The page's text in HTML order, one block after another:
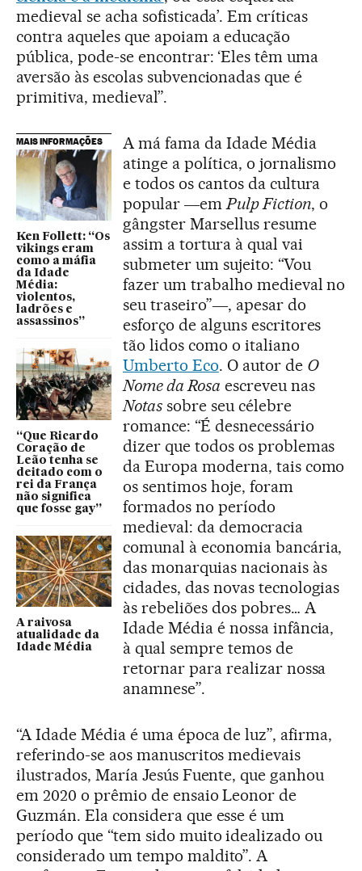
medieval se acha sofisticada’. Em críticas
contra aqueles que apoiam a educação
pública, pode-se encontrar: ‘Eles têm uma
aversão às escolas subvencionadas que é
primitiva, medieval”.
MAIS INFORMAÇÕES
Ken Follett: “Os
vikings eram
como a máfia
da Idade
Média:
violentos,
ladrões e
assassinos”
“Que Ricardo
Coração de
Leão tenha se
deitado com o
rei da França
não significa
que fosse gay”
A raivosa
atualidade da
Idade Média
A má fama da Idade Média
atinge a política, o jornalismo
e todos os cantos da cultura
popular ―em Pulp Fiction, o
gângster Marsellus resume
assim a tortura à qual vai
submeter um sujeito: “Vou
fazer um trabalho medieval no
seu traseiro”―, apesar do
esforço de alguns escritores
tão lidos como o italiano
Umberto Eco. O autor de O
Nome da Rosa escreveu nas
Notassobre seu célebre
romance: “É desnecessário
dizer que todos os problemas
da Europa moderna, tais como
os sentimos hoje, foram
formados no período
medieval: da democracia
comunal à economia bancária,
das monarquias nacionais às
cidades, das novas tecnologias
às rebeliões dos pobres… A
Idade Média é nossa infância,
à qual sempre temos de
retornar para realizar nossa
anamnese”.
“A Idade Média é uma época de luz”, afirma,
referindo-se aos manuscritos medievais
ilustrados, María Jesús Fuente, que ganhou
em 2020 o prêmio de ensaio Leonor de
Guzmán. Ela considera que esse é um
período que “tem sido muito idealizado ou
considerado um tempo maldito”. A